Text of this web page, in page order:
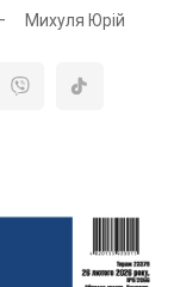
Михуля Юрій